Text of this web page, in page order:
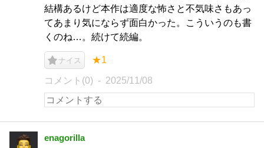
結構あるけど本作は適度な怖さと不気味さもあっ
てあまり気にならず面白かった。こういうのも書
くのね…。続けて続編。
ナイス ★1
コメント(0) 2025/11/08
enagorilla